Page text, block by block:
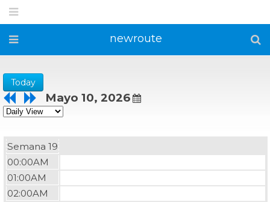
newroute
Today
Mayo 10, 2026
Semana 19
00:00AM
01:00AM
02:00AM